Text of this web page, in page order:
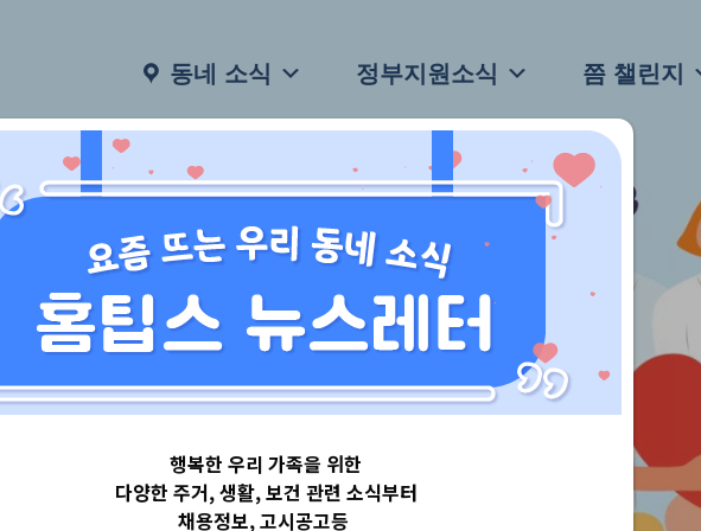
동네 소식 정부지원소식 쯤 챌린지
행복한 우리 가족을 위한
다양한 주거, 생활, 보건 관련 소식부터
채용정보, 고시공고등